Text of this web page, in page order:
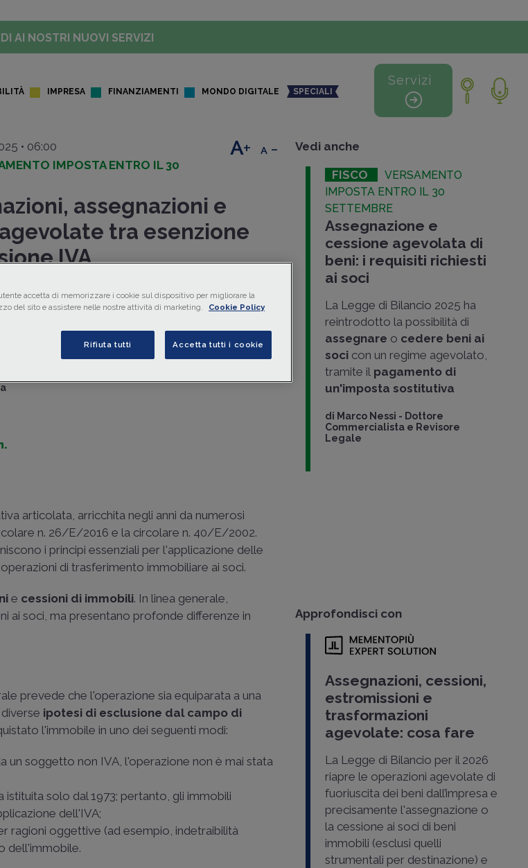
AI NOSTRI NUOVI SERVIZI
IMPRESA FINANZIAMENTI MONDO DIGITALE SPECIALI
Servizi
• 06:00
IMPOSTA ENTRO IL 30
assegnazioni e
tra esenzione
IVA
e mobili registrati ai soci inregime agevolato
queste operazioni richiedono il rispetto delle
+ -
articolata, arricchita negli anni da numerosi
n. 26/E/2016 e la circolare n. 40/E/2002.
i principi essenziali per l'applicazione delle
di trasferimento immobiliare ai soci.
e cessioni di immobili. In linea generale,
ai soci, ma presentano profonde differenze in
prevede che l'operazione sia equiparata a una
ipotesi di esclusione dal campo di
l'immobile in uno dei seguenti modi:
un soggetto non IVA, l'operazione non è mai stata
istituita solo dal 1973; pertanto, gli immobili
dell'IVA;
ragioni oggettive (ad esempio, indetraibilità
dell'immobile.
Vedi anche
FISCO
VERSAMENTO
IMPOSTA ENTRO IL 30
SETTEMBRE
Assegnazione e
cessione agevolata di
beni: i requisiti richiesti
ai soci
La Legge di Bilancio 2025 ha
reintrodotto la possibilità di
assegnare o cedere beni ai
socicon un regime agevolato,
tramite ilpagamento di
un'imposta sostitutiva
di Marco Nessi - Dottore
Commercialista e Revisore
Legale
Approfondisci con
Assegnazioni, cessioni,
estromissioni e
trasformazioni
agevolate: cosa fare
La Legge di Bilancio per il 2026
riapre le operazioni agevolate di
fuoriuscita dei beni dall’impresa e
precisamente l'assegnazione o
la cessione ai soci di beni
immobili (esclusi quelli
strumentali per destinazione) e
accetta di memorizzare i cookie sul dispositivo per migliorare la
del sito e assistere nelle nostre attività di marketing.
Cookie Policy
Rifiuta tutti Accetta tutti i cookie